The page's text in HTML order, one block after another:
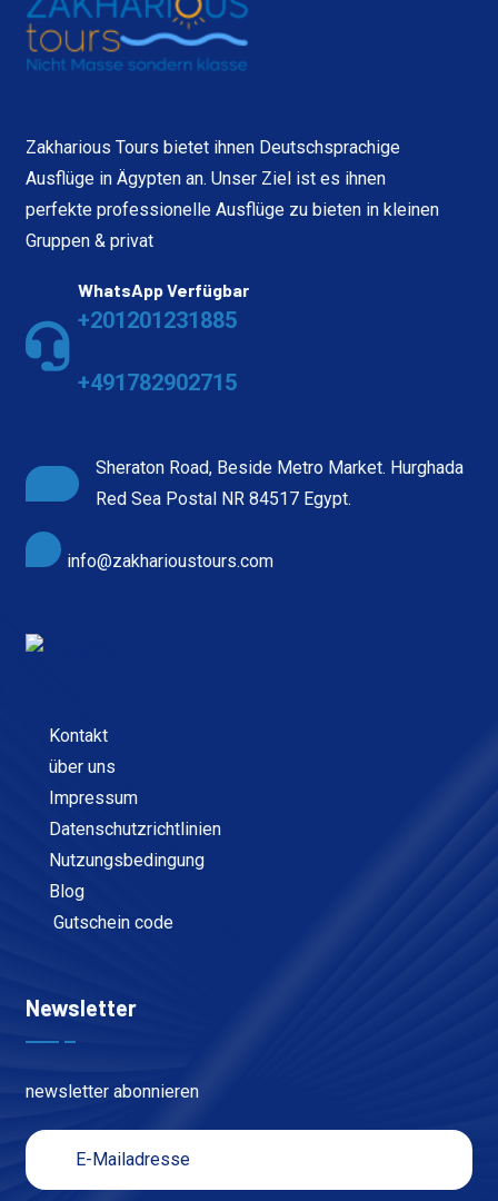
Zakharious Tours bietet ihnen Deutschsprachige
Ausflüge in Ägypten an. Unser Ziel ist es ihnen
perfekte professionelle Ausflüge zu bieten in kleinen
Gruppen & privat
WhatsApp Verfügbar
+201201231885
+491782902715
Sheraton Road, Beside Metro Market. Hurghada
Red Sea Postal NR 84517 Egypt.
info@zakharioustours.com
Kontakt
über uns
Impressum
Datenschutzrichtlinien
Nutzungsbedingung
Blog
Gutschein code
Newsletter
newsletter abonnieren